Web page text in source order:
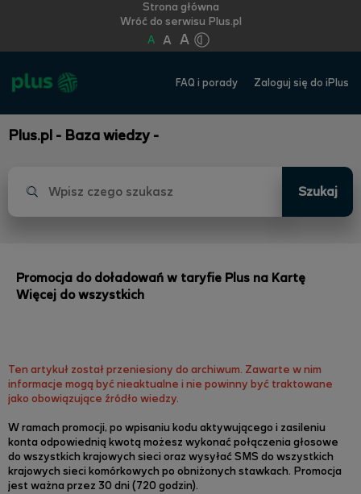
Strona główna
Wróć do serwisu Plus.pl
A A A
FAQ i porady Zaloguj się do iPlus
Plus.pl - Baza wiedzy -
Szukaj
Promocja do doładowań w taryfie Plus na Kartę
Więcej do wszystkich
Ten artykuł został przeniesiony do archiwum. Zawarte w nim
informacje mogą być nieaktualne i nie powinny być traktowane
jako obowiązujące źródło wiedzy.
W ramach promocji, po wpisaniu kodu aktywującego i zasileniu
konta odpowiednią kwotą możesz wykonać połączenia głosowe
do wszystkich krajowych sieci oraz wysyłać SMS do wszystkich
krajowych sieci komórkowych po obniżonych stawkach. Promocja
jest ważna przez 30 dni (720 godzin).